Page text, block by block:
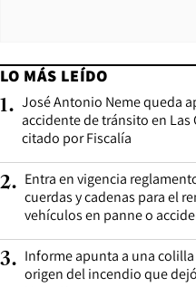
LO MÁS LEÍDO
1. José Antonio Neme queda
accidente de tránsito en Las
citado por Fiscalía
2. Entra en vigencia
cuerdas y cadenas para el
vehículos en panne o
3. Informe apunta a una
origen del incendio que